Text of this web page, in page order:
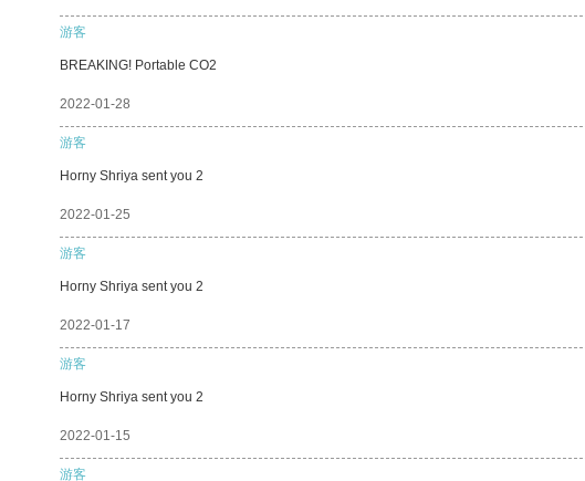
游客
BREAKING! Portable CO2
2022-01-28
游客
Horny Shriya sent you 2
2022-01-25
游客
Horny Shriya sent you 2
2022-01-17
游客
Horny Shriya sent you 2
2022-01-15
游客